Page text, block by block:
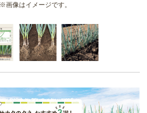
※画像はイメージです。